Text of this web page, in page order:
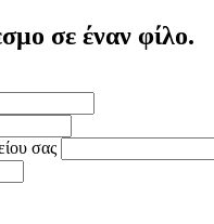
σε έναν φίλο.
σας